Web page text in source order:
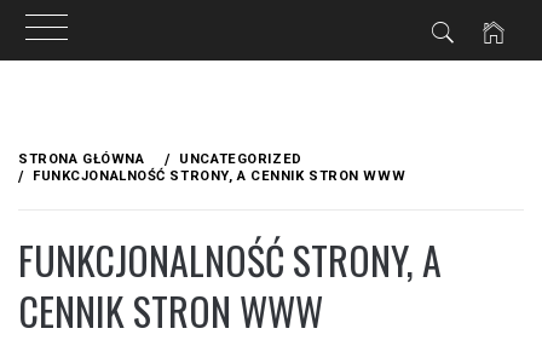
treści
STRONA GŁÓWNA
UNCATEGORIZED
FUNKCJONALNOŚĆ STRONY, A CENNIK STRON WWW
FUNKCJONALNOŚĆ STRONY, A
CENNIK STRON WWW